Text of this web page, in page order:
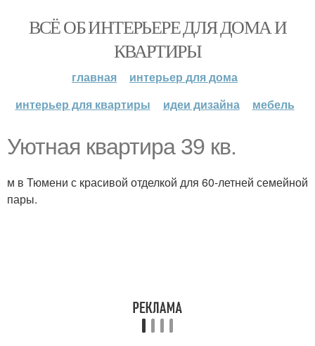
ВСЁ ОБ ИНТЕРЬЕРЕ ДЛЯ ДОМА И
КВАРТИРЫ
главная
интерьер для дома
интерьер для квартиры
идеи дизайна мебель
Уютная квартира 39 кв.
м в Тюмени с красивой отделкой для 60-летней семейной
пары.